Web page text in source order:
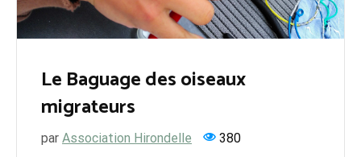
Le Baguage des oiseaux
migrateurs
par Association Hirondelle 380